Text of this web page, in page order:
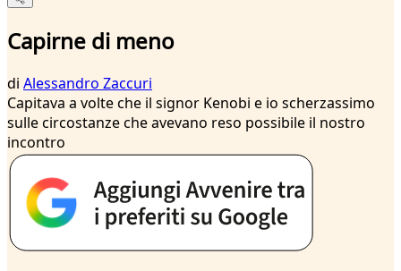
Capirne di meno
di Alessandro Zaccuri
Capitava a volte che il signor Kenobi e io scherzassimo
sulle circostanze che avevano reso possibile il nostro
incontro